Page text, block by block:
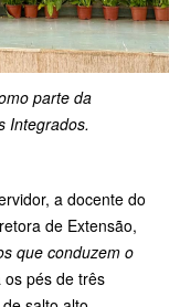
parte da
Integrados.
a docente do
de Extensão,
que conduzem o
pés de três